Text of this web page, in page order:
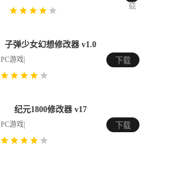
载
子弹少女幻想修改器 v1.0
PC游戏| 下载
纪元1800修改器 v17
PC游戏| 下载